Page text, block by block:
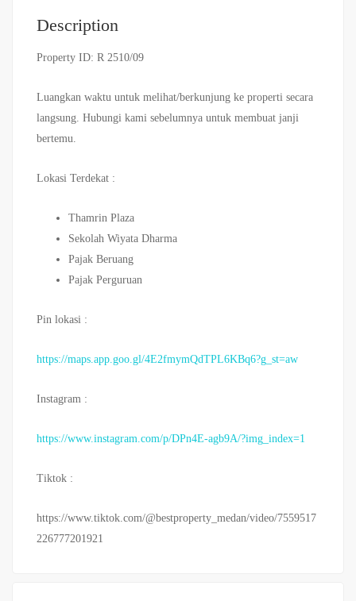
Description
Property ID: R 2510/09
Luangkan waktu untuk melihat/berkunjung ke properti secara
langsung. Hubungi kami sebelumnya untuk membuat janji
bertemu.
Lokasi Terdekat :
Thamrin Plaza
Sekolah Wiyata Dharma
Pajak Beruang
Pajak Perguruan
Pin lokasi :
https://maps.app.goo.gl/4E2fmymQdTPL6KBq6?g_st=aw
Instagram :
https://www.instagram.com/p/DPn4E-agb9A/?img_index=1
Tiktok :
https://www.tiktok.com/@bestproperty_medan/video/7559517
226777201921